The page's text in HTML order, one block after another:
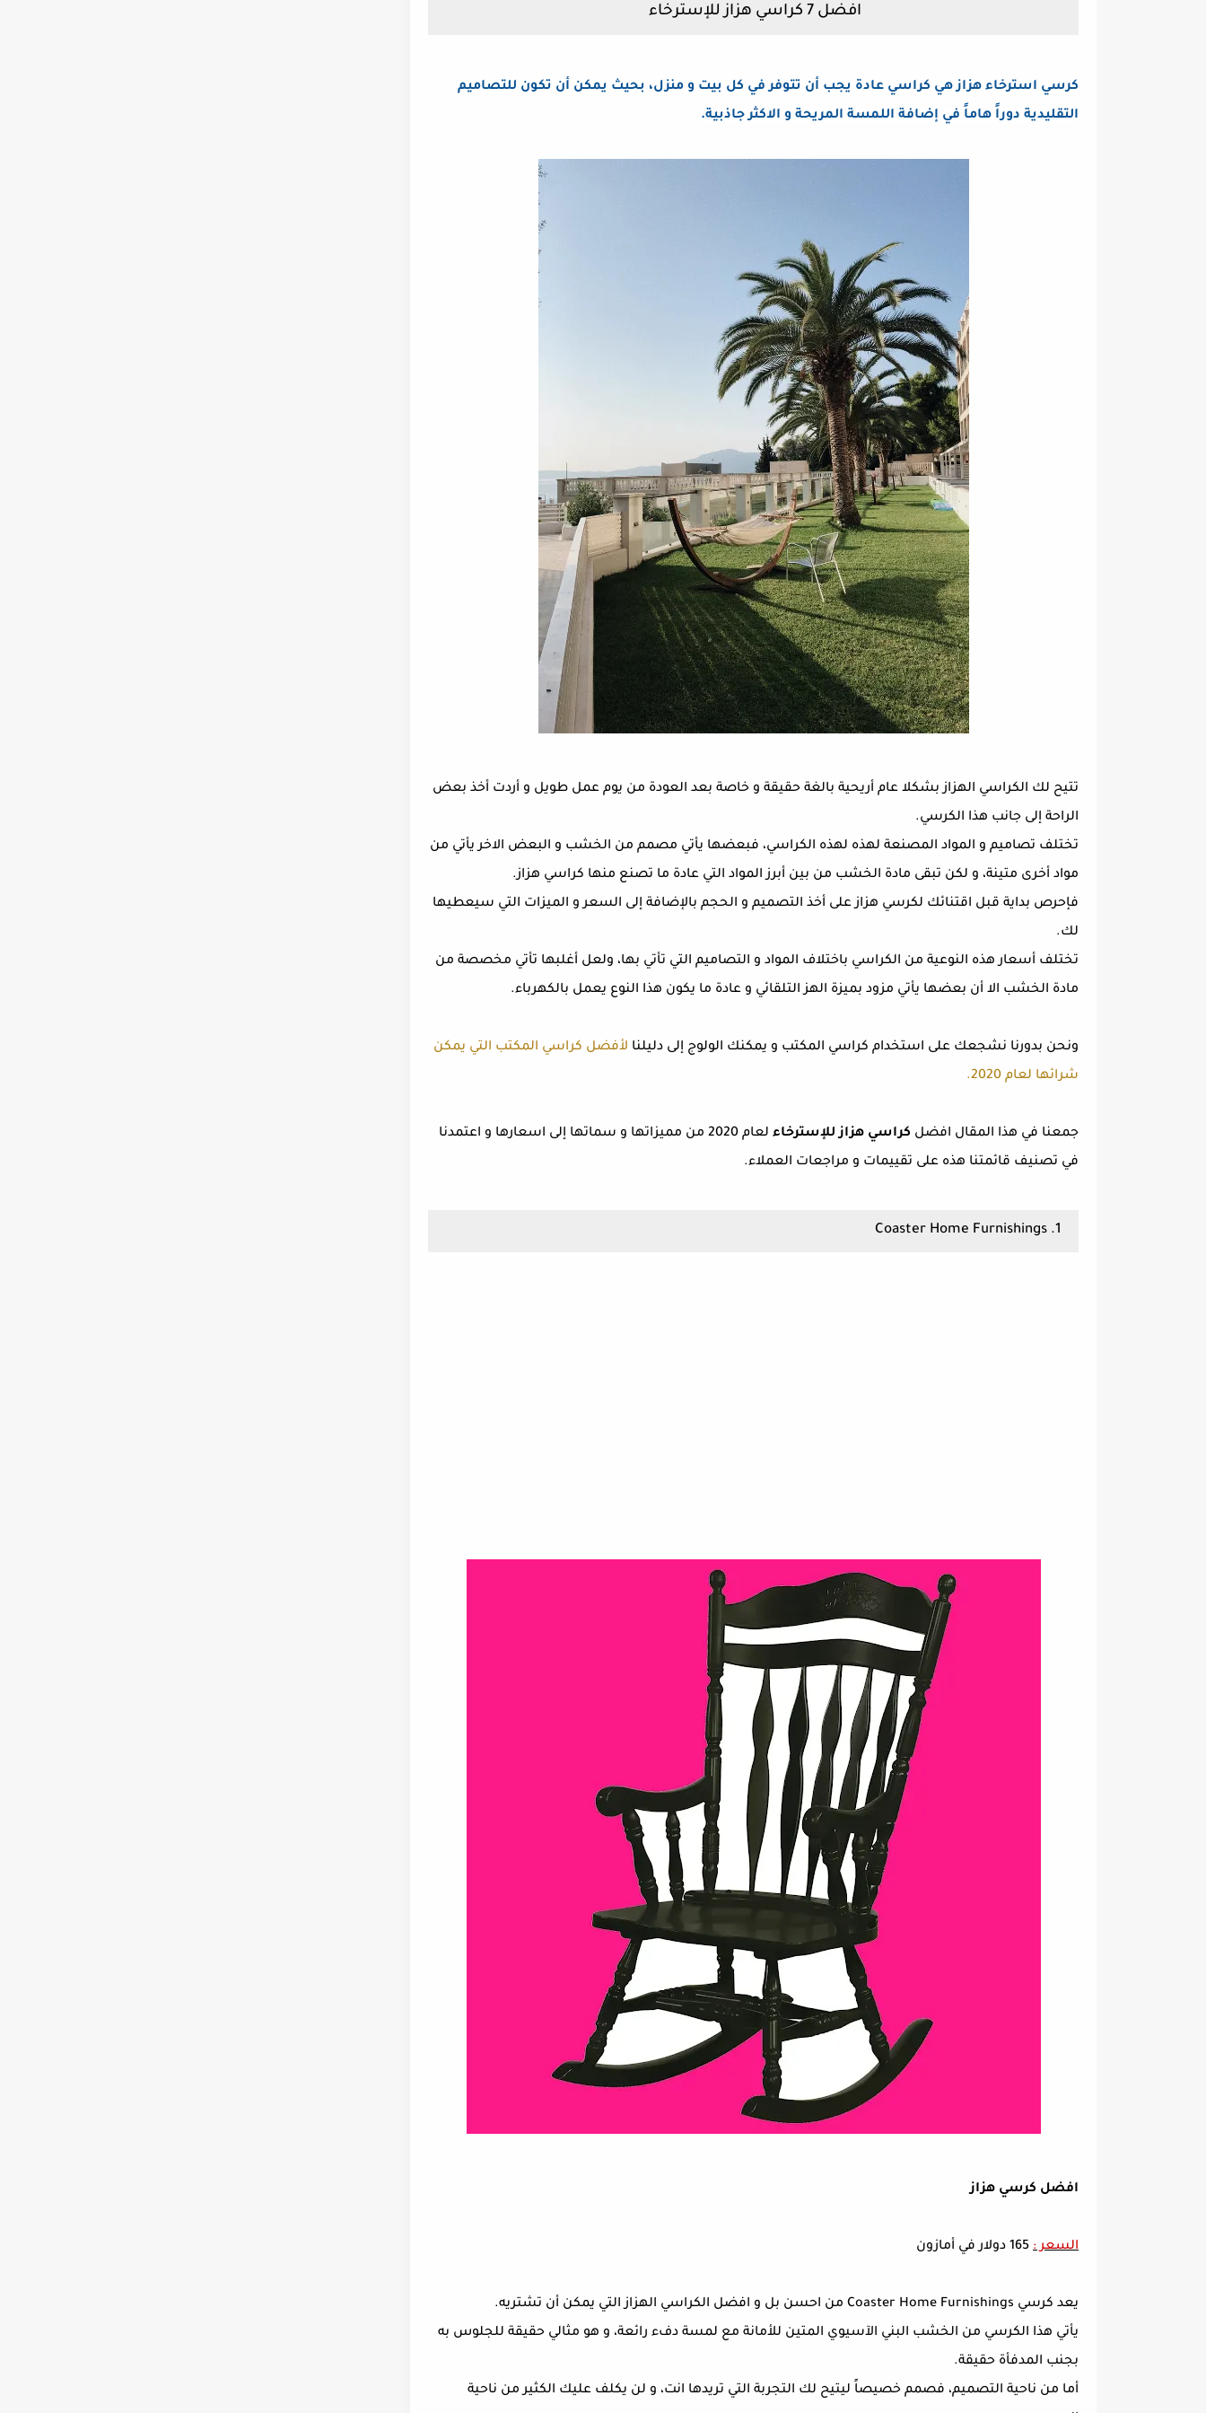
افضل 7 كراسي هزاز للإسترخاء
كرسي استرخاء هزاز هي كراسي عادة يجب أن تتوفر في كل بيت و منزل، بحيث يمكن أن تكون للتصاميم
التقليدية دوراً هاماً في إضافة اللمسة المريحة و الاكثر جاذبية.
تتيح لك الكراسي الهزاز بشكلا عام أريحية بالغة حقيقة و خاصة بعد العودة من يوم عمل طويل و أردت أخذ بعض
الراحة إلى جانب هذا الكرسي.
تختلف تصاميم و المواد المصنعة لهذه لهذه الكراسي، فبعضها يأتي مصمم من الخشب و البعض الاخر يأتي من
مواد أخرى متينة، و لكن تبقى مادة الخشب من بين أبرز المواد التي عادة ما تصنع منها كراسي هزاز.
فإحرص بداية قبل اقتنائك لكرسي هزاز على أخذ التصميم و الحجم بالإضافة إلى السعر و الميزات التي سيعطيها
لك.
تختلف أسعار هذه النوعية من الكراسي باختلاف المواد و التصاميم التي تأتي بها، ولعل أغلبها تأتي مخصصة من
مادة الخشب الا أن بعضها يأتي مزود بميزة الهز التلقائي و عادة ما يكون هذا النوع يعمل بالكهرباء.
ونحن بدورنا نشجعك على استخدام كراسي المكتب و يمكنك الولوج إلى دليلنا لأفضل كراسي المكتب التي يمكن
شرائها لعام 2020.
جمعنا في هذا المقال افضل كراسي هزاز للإسترخاء
لعام 2020 من مميزاتها و سماتها إلى اسعارها و اعتمدنا
في تصنيف قائمتنا هذه على تقييمات و مراجعات العملاء.
1. Coaster Home Furnishings
افضل كرسي هزاز
السعر :
يعد كرسي Coaster Home Furnishings من احسن بل و افضل الكراسي الهزاز التي يمكن أن تشتريه.
يأتي هذا الكرسي من الخشب البني الآسيوي المتين للأمانة مع لمسة دفء رائعة، و هو مثالي حقيقة للجلوس به
بجنب المدفأة حقيقة.
أما من ناحية التصميم، فصمم خصيصاً ليتيح لك التجربة التي تريدها انت، و لن يكلف عليك الكثير من ناحية